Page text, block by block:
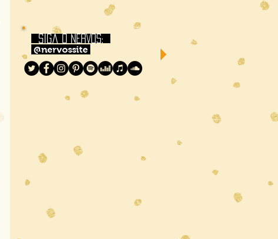
siga o NERVOS:
@nervossite